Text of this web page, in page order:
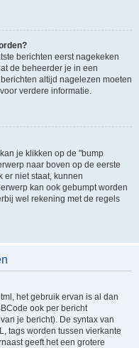
berichten eerst nagekeken
de beheerder je in een
altijd nagelezen moeten
verdere informatie.
je klikken op de "bump
naar boven op de eerste
er niet staat, kunnen
kan ook gebumpt worden
wel rekening met de regels
het gebruik ervan is al dan
ook per bericht
je bericht). De syntax van
tags worden tussen vierkante
geeft het een grotere